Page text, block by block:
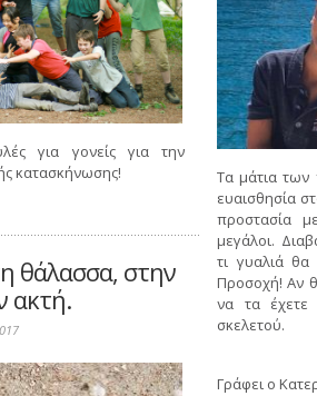
για γονείς για την
κατασκήνωσης!
θάλασσα, στην
ακτή.
Τα μάτια των
ευαισθησία
προστασία
μεγάλοι.
τι γυαλιά θα
Προσοχή! Αν
να τα έχετε
σκελετού.
Γράφει ο